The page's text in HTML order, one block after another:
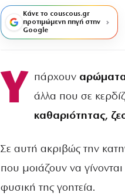
Κάνε το couscous.gr
προτιμώμενη πηγή στην
Google
Υ πάρχουν
άλλα που σε
καθαριότητας,
Σε αυτή ακριβώς την
που μοιάζουν να
φυσική της γοητεία.